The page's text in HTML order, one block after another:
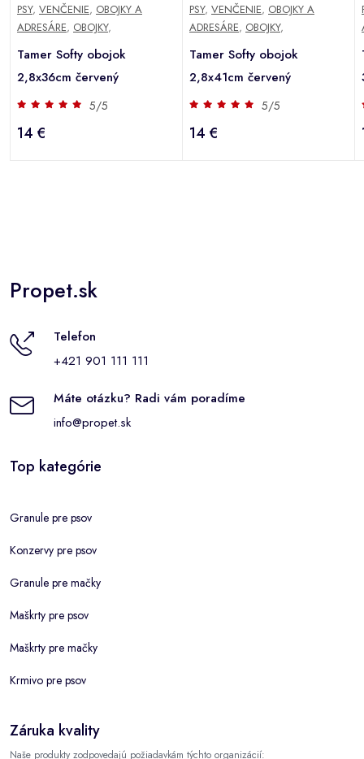
PSY, VENČENIE, OBOJKY A
ADRESÁRE, OBOJKY,
Tamer Softy obojok
2,8x36cm červený
5/5
14 €
PSY, VENČENIE, OBOJKY A
ADRESÁRE, OBOJKY,
Tamer Softy obojok
2,8x41cm červený
5/5
14 €
Propet.sk
Telefon
+421 901 111 111
Máte otázku? Radi vám poradíme
info@propet.sk
Top kategórie
Granule pre psov
Konzervy pre psov
Granule pre mačky
Maškrty pre psov
Maškrty pre mačky
Krmivo pre psov
Záruka kvality
Naše produkty zodpovedajú požiadavkám týchto organizácií: